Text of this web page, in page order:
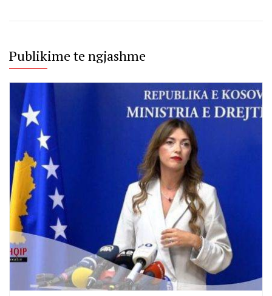
Publikime te ngjashme